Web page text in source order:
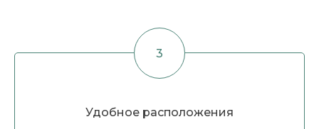
Удобное расположения